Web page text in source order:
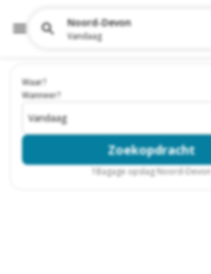
Waar?
Wanneer?
Vandaag
Zoekopdracht
Bagage opslag Noord-Devon
Noord-Devon
Vandaag